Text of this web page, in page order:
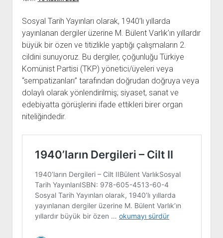
BARIŞ HAREKETLERİ ARŞİV FONU
DAVA DOSYALARI ARŞİV FONU
GÖRSEL-İŞİTSEL ARŞİV FONU
ARŞİVLERDEN YARARLANMA KOŞULLARI
SOL HAREKETLER KİTAPLIĞI
EMEK HAREKETİ KİTAPLIĞI
BARIŞ HAREKETİ KİTAPLIĞI
GENÇLİK HAREKETİ KİTAPLIĞI
KADIN HAREKETİ KİTAPLIĞI
ÖĞRETMEN HAREKETİ KİTAPLIĞI
ANTİKOMÜNİZM KİTAPLIĞI
AYDINLIK KÜLLİYATI KİTAPLIĞI
KERİM SADİ KİTAPLIĞI
HAYDAR RİFAT KİTAPLIĞI
1940’LI YILLAR KİTAPLIĞI
YURTDIŞI KİTAPLIĞI
açılır
menüyü
ÜYE BAŞVURU FORMU
ARŞİVLERDEN YARARLANMA FORMU
KİTAP ABONE FORMU
aç
İLETİŞİM BİLGİLERİ
BANKA HESAPLARIMIZ
ÇALIŞMA GÜNLERİMİZ
Sosyal Tarih Yayınları olarak, 1940’lı yıllarda
yayınlanan dergiler üzerine M. Bülent Varlık’ın yıllardır
büyük bir özen ve titizlikle yaptığı çalışmaların 2.
cildini sunuyoruz. Bu dergiler, çoğunluğu Türkiye
Komünist Partisi (TKP) yönetici/üyeleri veya
“sempatizanları” tarafından doğrudan doğruya veya
dolaylı olarak yönlendirilmiş; siyaset, sanat ve
edebiyatta görüşlerini ifade ettikleri birer organ
niteliğindedir.